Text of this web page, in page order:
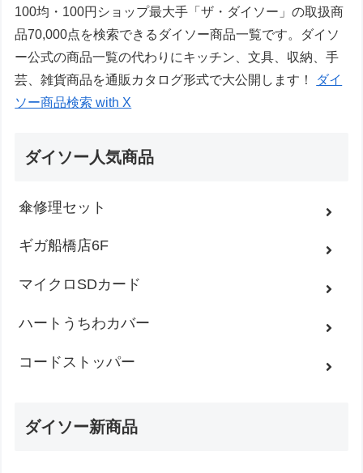
100均・100円ショップ最大手「ザ・ダイソー」の取扱商
品70,000点を検索できるダイソー商品一覧です。ダイソ
ー公式の商品一覧の代わりにキッチン、文具、収納、手
芸、雑貨商品を通販カタログ形式で大公開します！
ダイ
ソー商品検索 with X
ダイソー人気商品
傘修理セット
ギガ船橋店6F
マイクロSDカード
ハートうちわカバー
コードストッパー
ダイソー新商品